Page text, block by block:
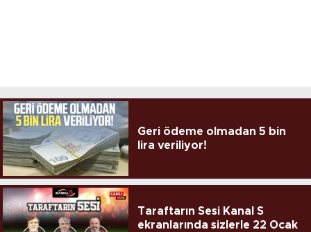
Geri ödeme olmadan 5 bin
lira veriliyor!
Taraftarın Sesi Kanal S
ekranlarında sizlerle 22 Ocak